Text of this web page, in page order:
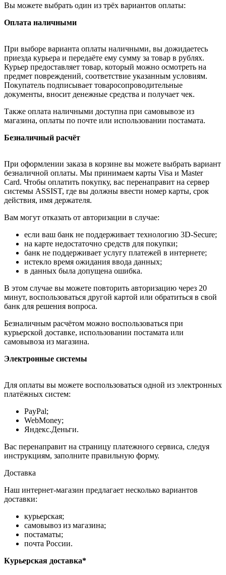
Вы можете выбрать один из трёх вариантов оплаты:
Оплата наличными
При выборе варианта оплаты наличными, вы дожидаетесь
приезда курьера и передаёте ему сумму за товар в рублях.
Курьер предоставляет товар, который можно осмотреть на
предмет повреждений, соответствие указанным условиям.
Покупатель подписывает товаросопроводительные
документы, вносит денежные средства и получает чек.
Также оплата наличными доступна при самовывозе из
магазина, оплаты по почте или использовании постамата.
Безналичный расчёт
При оформлении заказа в корзине вы можете выбрать вариант
безналичной оплаты. Мы принимаем карты Visa и Master
Card. Чтобы оплатить покупку, вас перенаправит на сервер
системы ASSIST, где вы должны ввести номер карты, срок
действия, имя держателя.
Вам могут отказать от авторизации в случае:
если ваш банк не поддерживает технологию 3D-Secure;
на карте недостаточно средств для покупки;
банк не поддерживает услугу платежей в интернете;
истекло время ожидания ввода данных;
в данных была допущена ошибка.
В этом случае вы можете повторить авторизацию через 20
минут, воспользоваться другой картой или обратиться в свой
банк для решения вопроса.
Безналичным расчётом можно воспользоваться при
курьерской доставке, использовании постамата или
самовывоза из магазина.
Электронные системы
Для оплаты вы можете воспользоваться одной из электронных
платёжных систем:
PayPal;
WebMoney;
Яндекс.Деньги.
Вас перенаправит на страницу платежного сервиса, следуя
инструкциям, заполните правильную форму.
Доставка
Наш интернет-магазин предлагает несколько вариантов
доставки:
курьерская;
самовывоз из магазина;
постаматы;
почта России.
Курьерская доставка*